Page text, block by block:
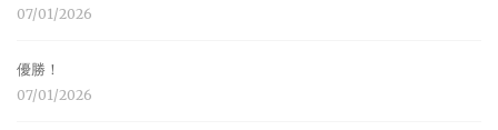
07/01/2026
優勝！
07/01/2026